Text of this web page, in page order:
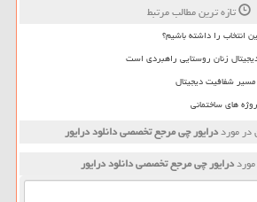
تازه ترین مطالب مرتبط
انتخاب را داشته باشیم؟
زنان روستایی راهبردی است
شفافیت دیجیتال
های ساختمانی
در مورددرایور چی مرجع تخصصی دانلود درایور
درایور چی مرجع تخصصی دانلود درایور